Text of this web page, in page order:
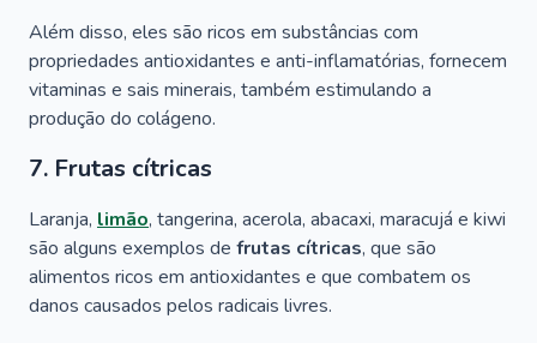
Além disso, eles são ricos em substâncias com
propriedades antioxidantes e anti-inflamatórias, fornecem
vitaminas e sais minerais, também estimulando a
produção do colágeno.
7. Frutas cítricas
Laranja, limão, tangerina, acerola, abacaxi, maracujá e kiwi
são alguns exemplos de frutas cítricas, que são
alimentos ricos em antioxidantes e que combatem os
danos causados pelos radicais livres.